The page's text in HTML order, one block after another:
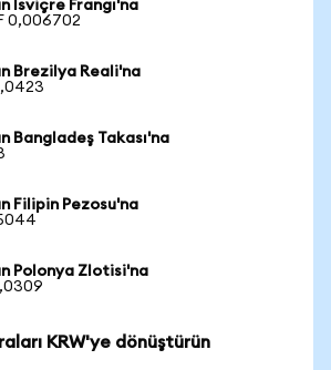
İsviçre Frangı'na
0,006702
Brezilya Reali'na
Bangladeş Takası'na
Filipin Pezosu'na
Polonya Zlotisi'na
KRW'ye dönüştürün